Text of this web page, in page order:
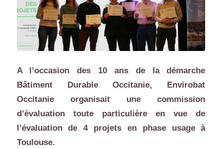
A l’occasion des 10 ans de la démarche
Bâtiment Durable Occitanie, Envirobat
Occitanie organisait une commission
d’évaluation toute particulière en vue de
l’évaluation de 4 projets en phase usage à
Toulouse.